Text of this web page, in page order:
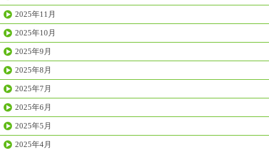
2025年11月
2025年10月
2025年9月
2025年8月
2025年7月
2025年6月
2025年5月
2025年4月